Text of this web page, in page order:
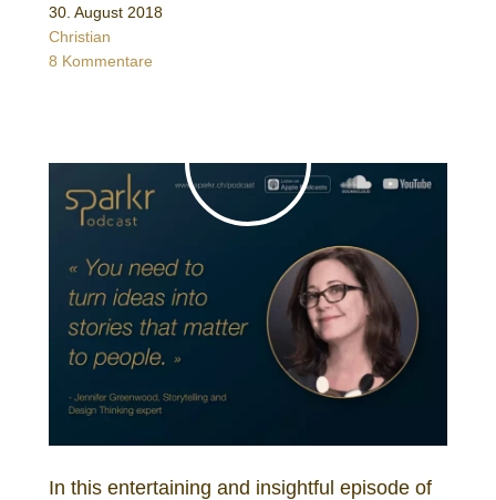
30. August 2018
Christian
8 Kommentare
In this entertaining and insightful episode of